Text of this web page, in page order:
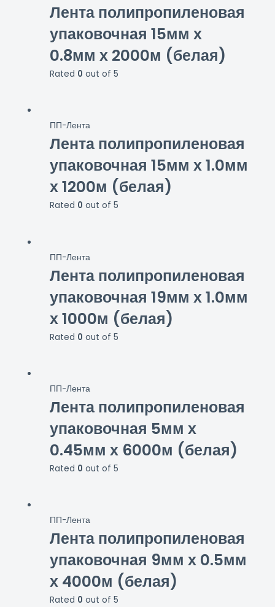
Лента полипропиленовая
упаковочная 15мм х
0.8мм х 2000м (белая)
Rated 0 out of 5
ПП-Лента
Лента полипропиленовая
упаковочная 15мм х 1.0мм
х 1200м (белая)
Rated 0 out of 5
ПП-Лента
Лента полипропиленовая
упаковочная 19мм х 1.0мм
х 1000м (белая)
Rated 0 out of 5
ПП-Лента
Лента полипропиленовая
упаковочная 5мм х
0.45мм х 6000м (белая)
Rated 0 out of 5
ПП-Лента
Лента полипропиленовая
упаковочная 9мм х 0.5мм
х 4000м (белая)
Rated 0 out of 5